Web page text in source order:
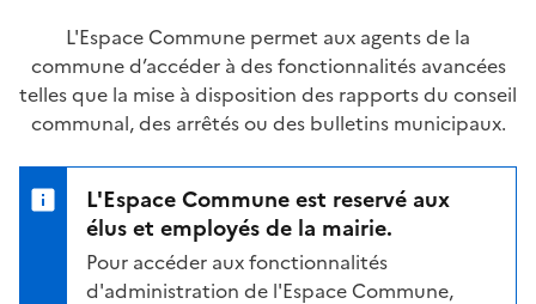
L'Espace Commune permet aux agents de la
commune d’accéder à des fonctionnalités avancées
telles que la mise à disposition des rapports du conseil
communal, des arrêtés ou des bulletins municipaux.
L'Espace Commune est reservé aux
élus et employés de la mairie.
Pour accéder aux fonctionnalités
d'administration de l'Espace Commune,